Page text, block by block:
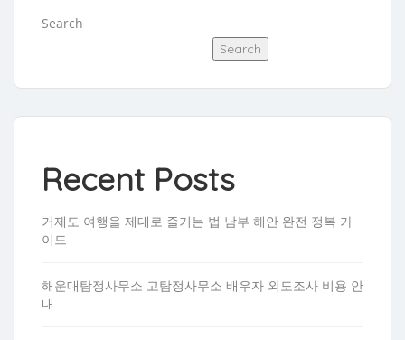
Search
Search
Recent Posts
거제도 여행을 제대로 즐기는 법 남부 해안 완전 정복 가
이드
해운대탐정사무소 고탐정사무소 배우자 외도조사 비용 안
내